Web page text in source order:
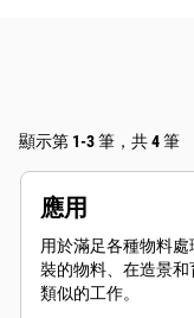
顯示第 1-3 筆，共 4 筆
應用
用於滿足各種物料
裝的物料、在造景
類似的工作。